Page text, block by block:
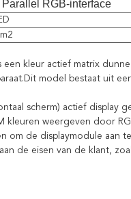
Parallel RGB-interface
kleur actief matrix
model bestaat uit
scherm) actief display
weergeven door
om de displaymodule aan
de eisen van de klant,